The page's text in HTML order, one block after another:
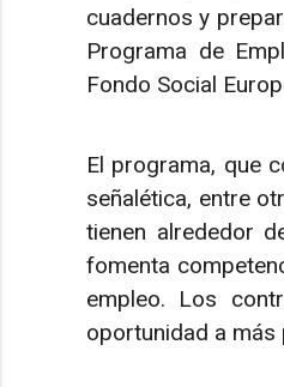
cuadernos y
Programa de
Fondo Social
El programa, que
señalética, entre
tienen alrededor
fomenta
empleo. Los
oportunidad a